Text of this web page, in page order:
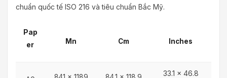
chuẩn quốc tế ISO 216 và tiêu chuẩn Bắc Mỹ.
Pap
er
Mn Cm Inches
33.1 x 46.8